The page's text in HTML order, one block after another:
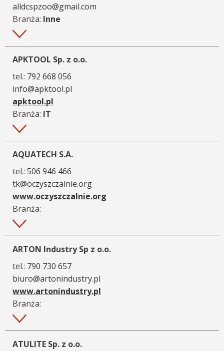
alldcspzoo@gmail.com
Branża: Inne
Więcej
APKTOOL Sp. z o.o.
tel.: 792 668 056
info@apktool.pl
apktool.pl
Branża: IT
Więcej
AQUATECH S.A.
tel.: 506 946 466
tk@oczyszczalnie.org
www.oczyszczalnie.org
Branża:
Więcej
ARTON Industry Sp z o.o.
tel.: 790 730 657
biuro@artonindustry.pl
www.artonindustry.pl
Branża:
Więcej
ATULITE Sp. z o.o.